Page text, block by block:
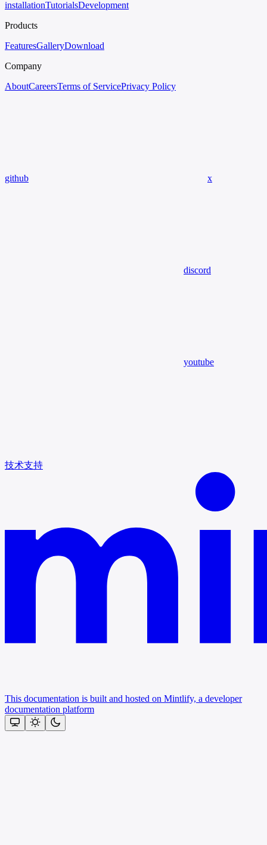
installationTutorialsDevelopment
Products
FeaturesGalleryDownload
Company
AboutCareersTerms of ServicePrivacy Policy
github x
discord
youtube
技术支持
This documentation is built and hosted on Mintlify, a developer
documentation platform